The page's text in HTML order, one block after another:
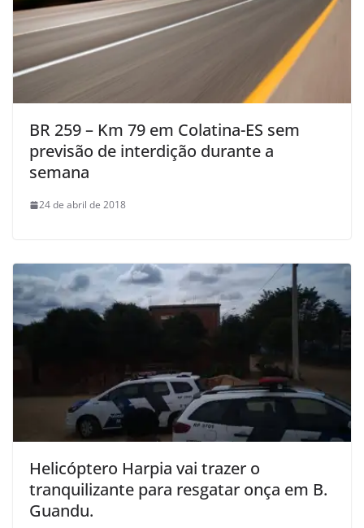
BR 259 – Km 79 em Colatina-ES sem
previsão de interdição durante a
semana
24 de abril de 2018
Helicóptero Harpia vai trazer o
tranquilizante para resgatar onça em B.
Guandu.